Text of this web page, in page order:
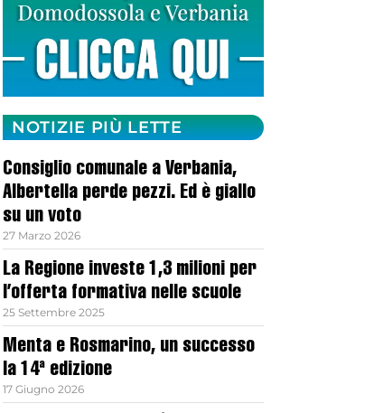
NOTIZIE PIÙ LETTE
Consiglio comunale a Verbania,
Albertella perde pezzi. Ed è giallo
su un voto
27 Marzo 2026
La Regione investe 1,3 milioni per
l’offerta formativa nelle scuole
25 Settembre 2025
Menta e Rosmarino, un successo
la 14ª edizione
17 Giugno 2026